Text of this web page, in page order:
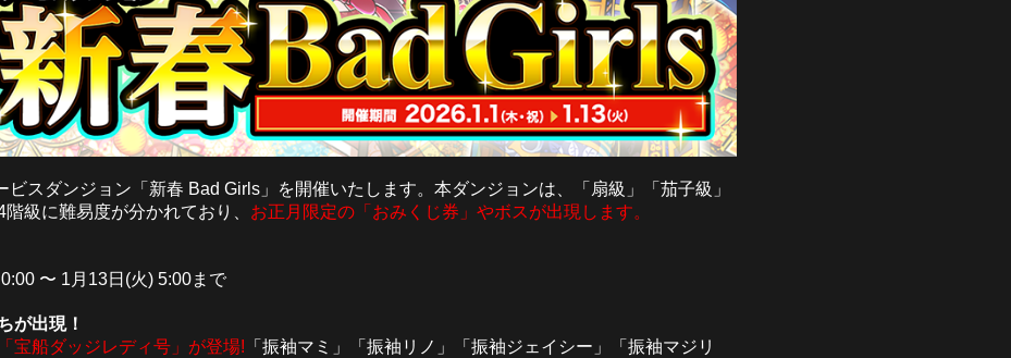
ビスダンジョン「新春 Bad Girls」を開催いたします。本ダンジョンは、「扇級」「茄子級」
階級に難易度が分かれており、 お正月限定の「おみくじ券」やボスが出現します。
〜 1月13日(火) 5:00まで
が出現！
宝船ダッジレディ号」が登場! 「振袖マミ」「振袖リノ」「振袖ジェイシー」「振袖マジリ